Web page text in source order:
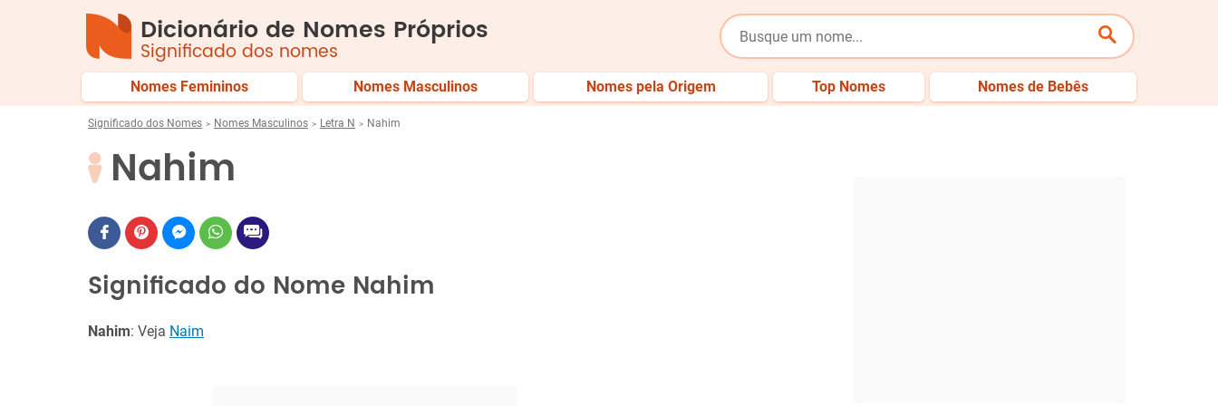
Dicionário de Nomes Próprios
Significado dos nomes
Nomes Femininos Nomes Masculinos Nomes pela Origem Top Nomes Nomes de Bebês
Significado dos Nomes Nomes Masculinos Letra N Nahim
Nahim
Significado do Nome Nahim
Nahim: Veja Naim